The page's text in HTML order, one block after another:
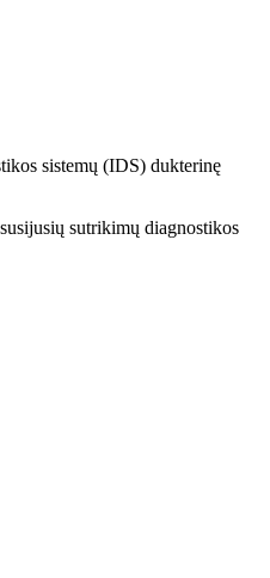
sistemų (IDS) dukterinę
sutrikimų diagnostikos